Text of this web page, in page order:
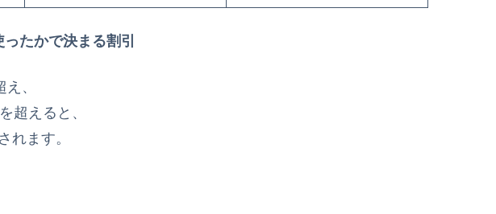
たかで決まる割引
え、
を超えると、
れます。